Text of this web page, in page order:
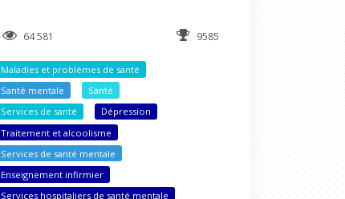
64 581 9585
Maladies et problèmes de santé
Santé mentale
Santé
Services de santé
Dépression
Traitement et alcoolisme
Services de santé mentale
Enseignement infirmier
Services hospitaliers de santé mentale